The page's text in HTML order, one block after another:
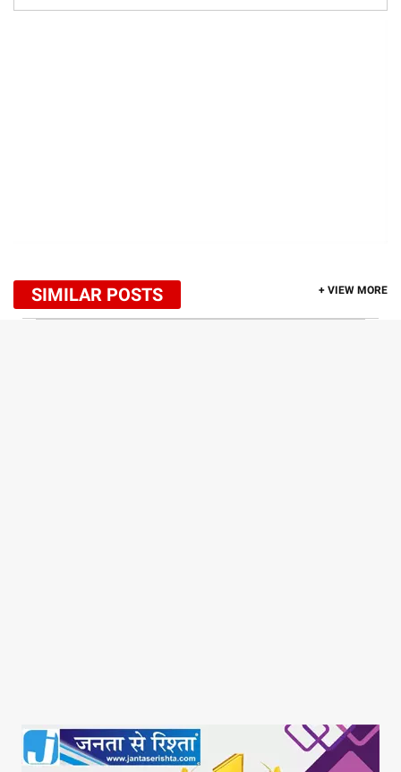
SIMILAR POSTS + VIEW MORE